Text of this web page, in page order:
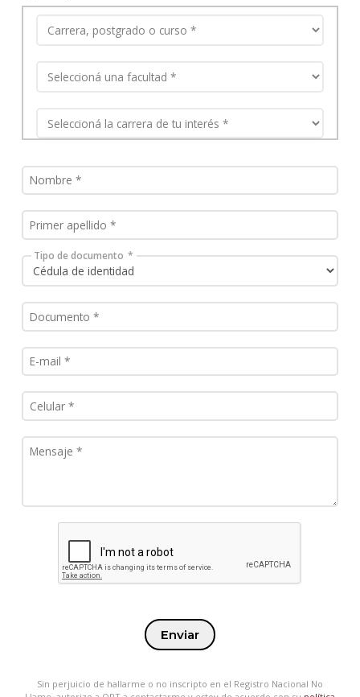
Tipo de documento
Enviar
Sin perjuicio de hallarme o no inscripto en el Registro Nacional No